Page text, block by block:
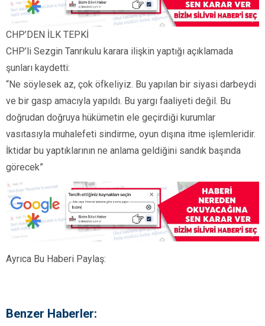
CHP’DEN İLK TEPKİ
CHP’li Sezgin Tanrıkulu karara ilişkin yaptığı açıklamada
şunları kaydetti:
“Ne söylesek az, çok öfkeliyiz. Bu yapılan bir siyasi darbeydi
ve bir gasp amacıyla yapıldı. Bu yargı faaliyeti değil. Bu
doğrudan doğruya hükümetin ele geçirdiği kurumlar
vasıtasıyla muhalefeti sindirme, oyun dışına itme işlemleridir.
İktidar bu yaptıklarının ne anlama geldiğini sandık başında
görecek”
Ayrıca Bu Haberi Paylaş:
Benzer Haberler: